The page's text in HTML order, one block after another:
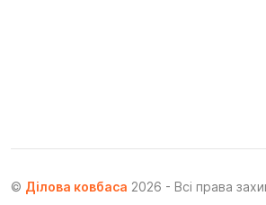
© Ділова ковбаса 2026 - Всі права